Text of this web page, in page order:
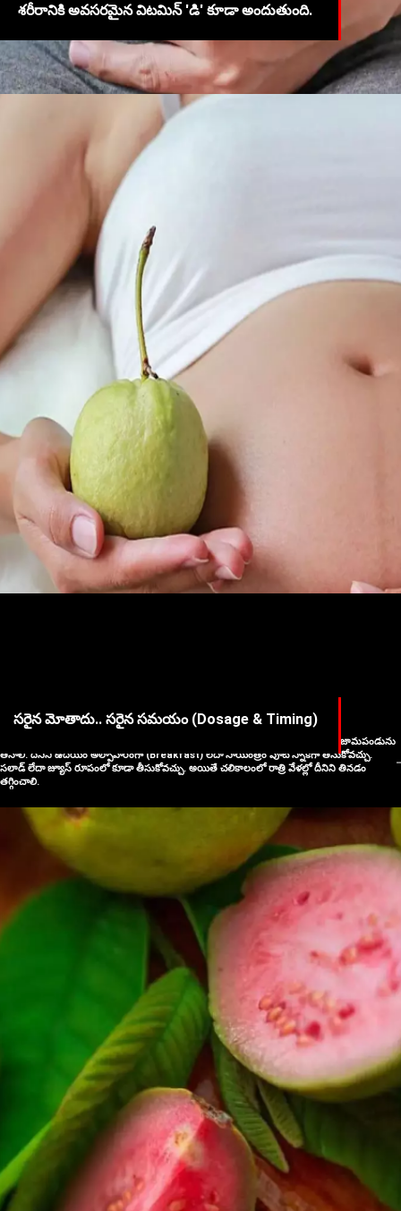
శరీరానికి అవసరమైన విటమిన్ 'డి' కూడా అందుతుంది.
సరైన మోతాదు.. సరైన సమయం (Dosage & Timing)
గర్భిణీలు శరీరానికి తగిన శక్తి కలగాలంటే రోజుకు 100 నుంచి 150 గ్రాముల వరకు మాత్రమే జామపండును
తినాలి. దీనిని ఉదయం అల్పాహారంగా (Breakfast) లేదా సాయంత్రం పూట స్నాక్‌గా తీసుకోవచ్చు.
సలాడ్ లేదా జ్యూస్ రూపంలో కూడా తీసుకోవచ్చు. అయితే చలికాలంలో రాత్రి వేళల్లో దీనిని తినడం
తగ్గించాలి.